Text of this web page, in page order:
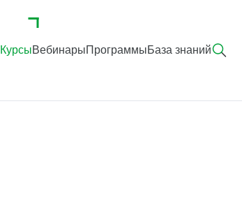
КурсыВебинарыПрограммыБаза знаний